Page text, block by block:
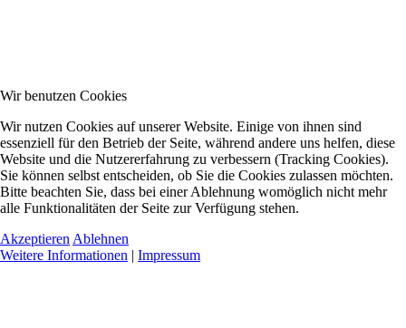
Wir benutzen Cookies
Wir nutzen Cookies auf unserer Website. Einige von ihnen sind
essenziell für den Betrieb der Seite, während andere uns helfen, diese
Website und die Nutzererfahrung zu verbessern (Tracking Cookies).
Sie können selbst entscheiden, ob Sie die Cookies zulassen möchten.
Bitte beachten Sie, dass bei einer Ablehnung womöglich nicht mehr
alle Funktionalitäten der Seite zur Verfügung stehen.
Akzeptieren Ablehnen
Weitere Informationen | Impressum